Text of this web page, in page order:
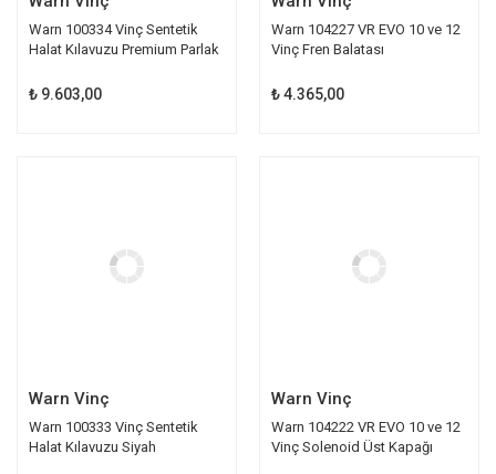
Warn 100334 Vinç Sentetik
Halat Kılavuzu Premium Parlak
₺ 9.603,00
Warn 104227 VR EVO 10 ve 12
Vinç Fren Balatası
₺ 4.365,00
Warn Vinç
Warn 100333 Vinç Sentetik
Halat Kılavuzu Siyah
Warn Vinç
Warn 104222 VR EVO 10 ve 12
Vinç Solenoid Üst Kapağı